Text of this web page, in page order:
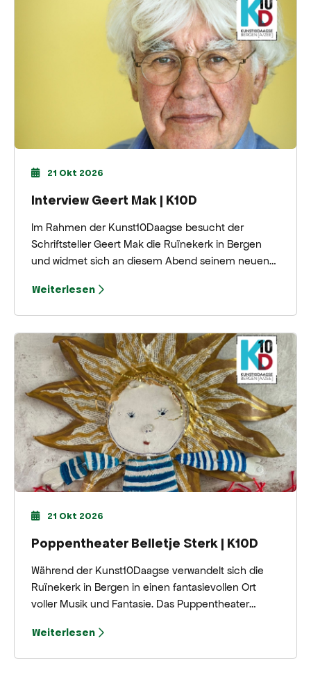
21 Okt 2026
Interview Geert Mak | K10D
Im Rahmen der Kunst10Daagse besucht der
Schriftsteller Geert Mak die Ruïnekerk in Bergen
und widmet sich an diesem Abend seinem neuen
Borghstijn erörtert er Amerika, Europa und die
Weiterlesen
21 Okt 2026
Poppentheater Belletje Sterk | K10D
Während der Kunst10Daagse verwandelt sich die
Ruïnekerk in Bergen in einen fantasievollen Ort
voller Musik und Fantasie. Das Puppentheater
Aufführung für neugierige Abenteurer ab 2 Jahren.
Weiterlesen